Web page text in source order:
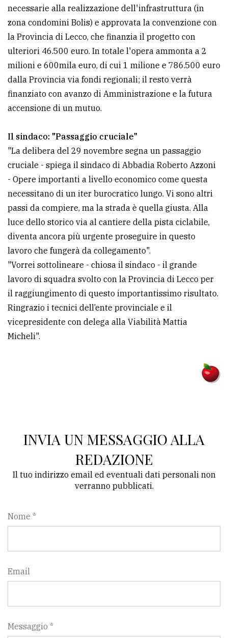
necessarie alla realizzazione dell'infrastruttura (in
zona condomini Bolis) e approvata la convenzione con
la Provincia di Lecco, che finanzia il progetto con
ulteriori 46.500 euro. In totale l'opera ammonta a 2
milioni e 600mila euro, di cui 1 milione e 786.500 euro
dalla Provincia via fondi regionali; il resto verrà
finanziato con avanzo di Amministrazione e la futura
accensione di un mutuo.
Il sindaco: "Passaggio cruciale"
"La delibera del 29 novembre segna un passaggio
cruciale - spiega il sindaco di Abbadia Roberto Azzoni
- Opere importanti a livello economico come questa
necessitano di un iter burocratico lungo. Vi sono altri
passi da compiere, ma la strada è quella giusta. Alla
luce dello storico via al cantiere della pista ciclabile,
diventa ancora più urgente proseguire in questo
lavoro che fungerà da collegamento".
"Vorrei sottolineare - chiosa il sindaco - il grande
lavoro di squadra svolto con la Provincia di Lecco per
il raggiungimento di questo importantissimo risultato.
Ringrazio i tecnici dell’ente provinciale e il
vicepresidente con delega alla Viabilità Mattia
Micheli".
INVIA UN MESSAGGIO ALLA
REDAZIONE
Il tuo indirizzo email ed eventuali dati personali non
verranno pubblicati.
Nome *
Email
Messaggio *